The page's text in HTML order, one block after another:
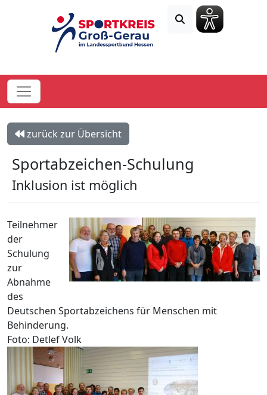
zurück zur Übersicht
Sportabzeichen-Schulung
Inklusion ist möglich
Teilnehmer
der
Schulung
zur
Abnahme
des
Deutschen Sportabzeichens für Menschen mit
Behinderung.
Foto: Detlef Volk